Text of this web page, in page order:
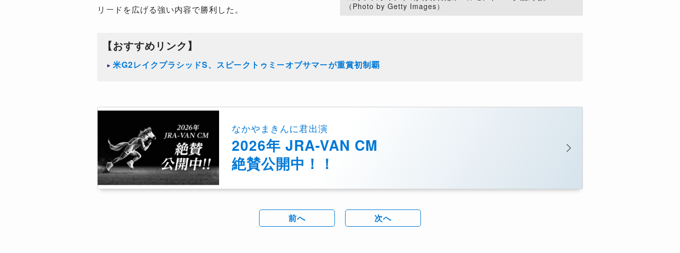
（Photo by Getty Images）
リードを広げる強い内容で勝利した。
【おすすめリンク】
米G2レイクプラシッドS、スピークトゥミーオブサマーが重賞初制覇
なかやまきんに君出演
2026年 JRA-VAN CM
絶賛公開中！！
前へ 次へ